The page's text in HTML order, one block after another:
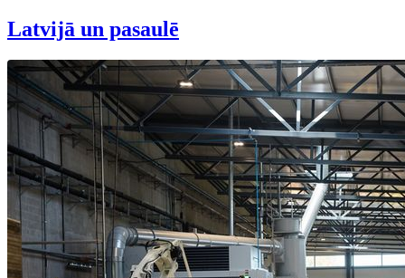
Latvijā un pasaulē